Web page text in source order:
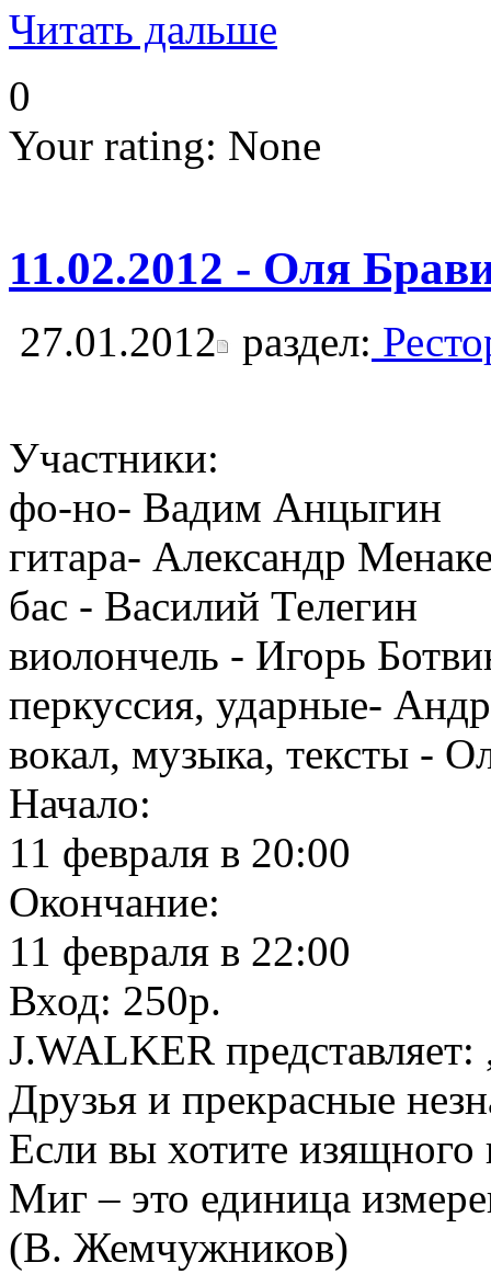
Читать дальше
0
Your rating: None
11.02.2012 - Оля
27.01.2012 раздел:
Участники:
фо-но- Вадим Анцыгин
гитара- Александр
бас - Василий Телегин
виолончель - Игорь
перкуссия, ударные-
вокал, музыка, тексты -
Начало:
11 февраля в 20:00
Окончание:
11 февраля в 22:00
Вход: 250р.
J.WALKER
Друзья и прекрасные
Если вы хотите изящного
Миг – это единица
(В. Жемчужников)